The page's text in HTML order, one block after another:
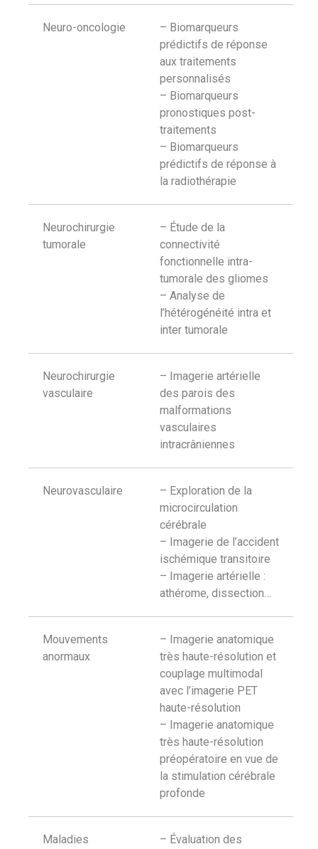
Neuro-oncologie
– Biomarqueurs
prédictifs de réponse
aux traitements
personnalisés
– Biomarqueurs
pronostiques post-
traitements
– Biomarqueurs
prédictifs de réponse à
la radiothérapie
Neurochirurgie
tumorale
– Étude de la
connectivité
fonctionnelle intra-
tumorale des gliomes
– Analyse de
l’hétérogénéité intra et
inter tumorale
Neurochirurgie
vasculaire
– Imagerie artérielle
des parois des
malformations
vasculaires
intracrâniennes
Neurovasculaire
– Exploration de la
microcirculation
cérébrale
– Imagerie de l’accident
ischémique transitoire
– Imagerie artérielle :
athérome, dissection…
Mouvements
anormaux
– Imagerie anatomique
très haute-résolution et
couplage multimodal
avec l’imagerie PET
haute-résolution
– Imagerie anatomique
très haute-résolution
préopératoire en vue de
la stimulation cérébrale
profonde
Maladies
– Évaluation des